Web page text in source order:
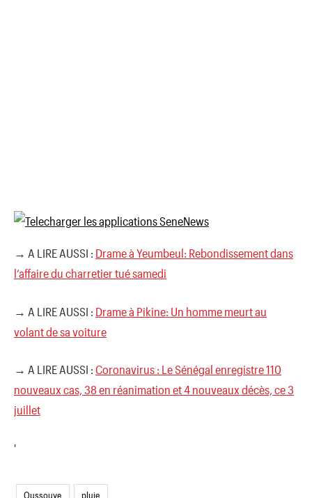
→ A LIRE AUSSI : Drame à Yeumbeul: Rebondissement dans
l’affaire du charretier tué samedi
→ A LIRE AUSSI : Drame à Pikine: Un homme meurt au
volant de sa voiture
→ A LIRE AUSSI : Coronavirus : Le Sénégal enregistre 110
nouveaux cas, 38 en réanimation et 4 nouveaux décès, ce 3
juillet
'
Oussouye pluie